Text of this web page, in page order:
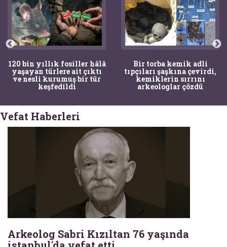
Bir torba kemik adli
tıpçıları şaşkına çevirdi,
kemiklerin sırrını
arkeologlar çözdü
Mandalya Körfezi’nde
denize dalan çocuğun
dikkati arkeolojik keşife
yol açtı
Vefat Haberleri
Arkeolog Sabri Kızıltan 76 yaşında